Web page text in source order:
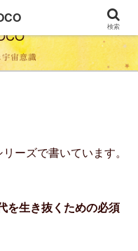
ーズで書いています。
を生き抜くための必須
検索